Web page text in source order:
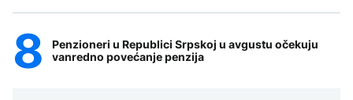
Penzioneri u Republici Srpskoj u avgustu očekuju
vanredno povećanje penzija